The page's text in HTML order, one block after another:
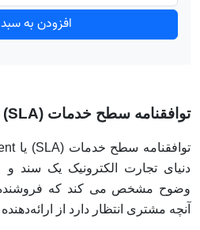
افزودن به
توافقنامه سطح خدمات (SLA) چیست؟
دنیای تجارت الکترونیک یک سند و
وضوح مشخص می کند که فروشنده
آنچه مشتری انتظار دارد از